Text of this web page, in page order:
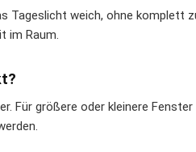
Tageslicht weich, ohne komplett
im Raum.
Für größere oder kleinere